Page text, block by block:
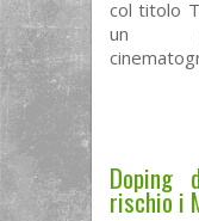
col titolo
un
rischio i